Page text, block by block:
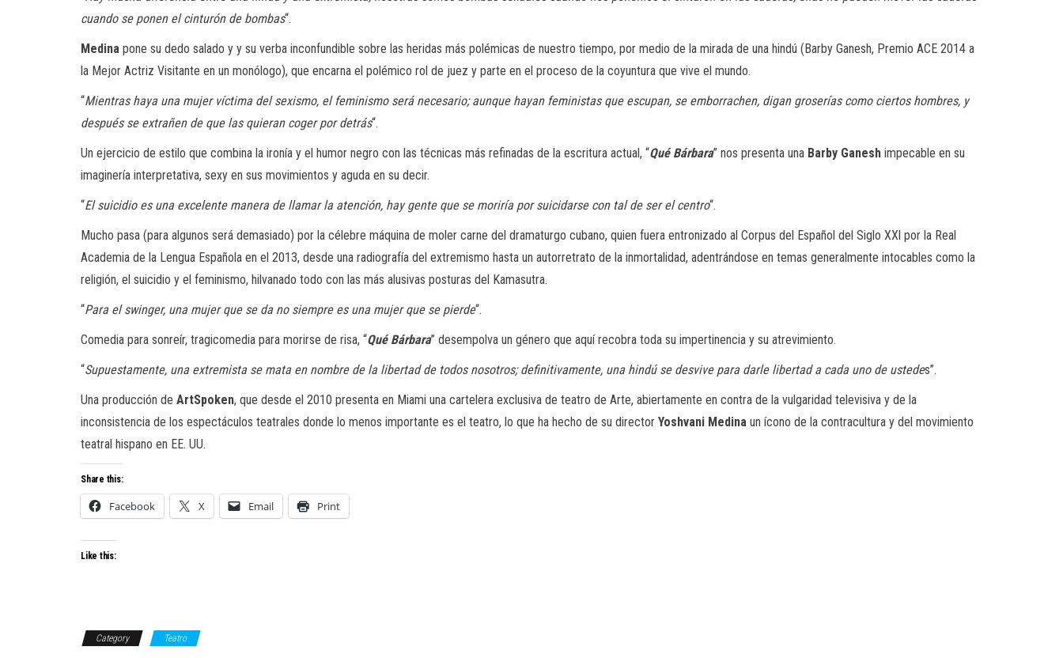
cuando se ponen el cinturón de bombas“.
Medina pone su dedo salado y y su verba inconfundible sobre las heridas más polémicas de nuestro tiempo, por medio de la mirada de una hindú (Barby Ganesh, Premio ACE 2014 a
la Mejor Actriz Visitante en un monólogo), que encarna el polémico rol de juez y parte en el proceso de la coyuntura que vive el mundo.
“Mientras haya una mujer víctima del sexismo, el feminismo será necesario; aunque hayan feministas que escupan, se emborrachen, digan groserías como ciertos hombres, y
después se extrañen de que las quieran coger por detrás“.
Un ejercicio de estilo que combina la ironía y el humor negro con las técnicas más refinadas de la escritura actual, “Qué Bárbara” nos presenta una Barby Ganesh impecable en su
imaginería interpretativa, sexy en sus movimientos y aguda en su decir.
“El suicidio es una excelente manera de llamar la atención, hay gente que se moriría por suicidarse con tal de ser el centro“.
Mucho pasa (para algunos será demasiado) por la célebre máquina de moler carne del dramaturgo cubano, quien fuera entronizado al Corpus del Español del Siglo XXl por la Real
Academia de la Lengua Española en el 2013, desde una radiografía del extremismo hasta un autorretrato de la inmortalidad, adentrándose en temas generalmente intocables como la
religión, el suicidio y el feminismo, hilvanado todo con las más alusivas posturas del Kamasutra.
“Para el swinger, una mujer que se da no siempre es una mujer que se pierde“.
Comedia para sonreír, tragicomedia para morirse de risa, “Qué Bárbara” desempolva un género que aquí recobra toda su impertinencia y su atrevimiento.
“Supuestamente, una extremista se mata en nombre de la libertad de todos nosotros; definitivamente, una hindú se desvive para darle libertad a cada uno de ustedes”.
Una producción de ArtSpoken, que desde el 2010 presenta en Miami una cartelera exclusiva de teatro de Arte, abiertamente en contra de la vulgaridad televisiva y de la
inconsistencia de los espectáculos teatrales donde lo menos importante es el teatro, lo que ha hecho de su director Yoshvani Medina un ícono de la contracultura y del movimiento
teatral hispano en EE. UU.
Share this:
Facebook X Email Print
Like this:
Category Teatro